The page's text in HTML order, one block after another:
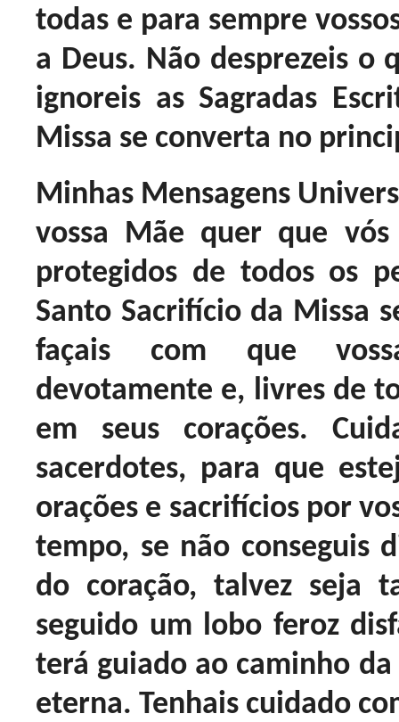
todas e para sempre
a Deus. Não desprezeis o
ignoreis as Sagradas
Missa se converta no
Minhas Mensagens
vossa Mãe quer que
protegidos de todos os
Santo Sacrifício da Missa
façais com que
devotamente e, livres de
em seus corações.
sacerdotes, para que
orações e sacrifícios por
tempo, se não conseguis
do coração, talvez seja
seguido um lobo feroz
terá guiado ao caminho
eterna. Tenhais cuidado